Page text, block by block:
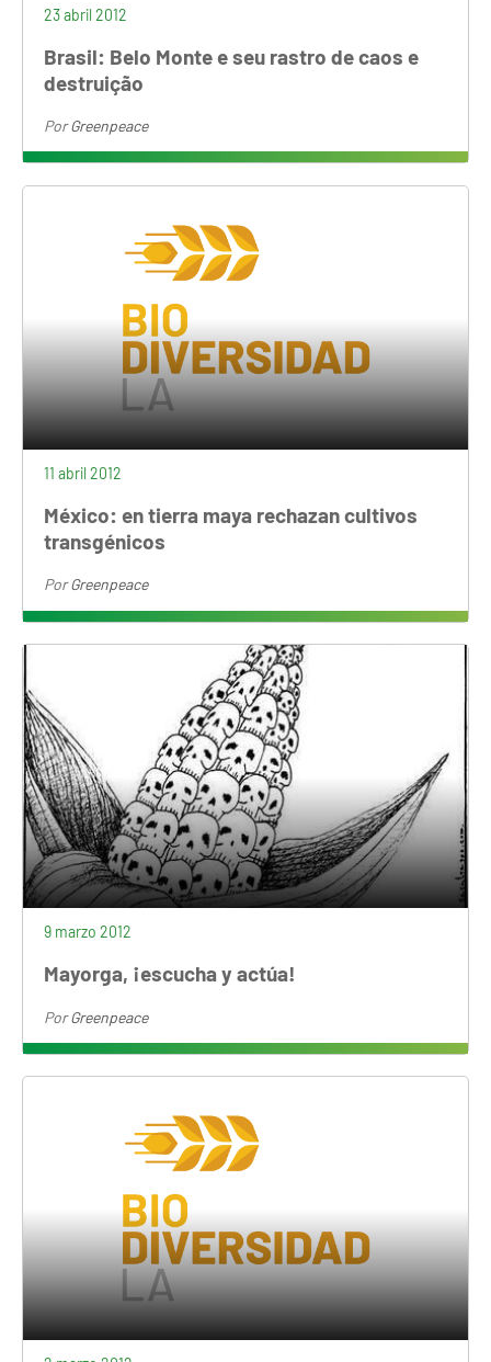
23 abril 2012
Brasil: Belo Monte e seu rastro de caos e
destruição
PorGreenpeace
11 abril 2012
México: en tierra maya rechazan cultivos
transgénicos
PorGreenpeace
9 marzo 2012
Mayorga, ¡escucha y actúa!
PorGreenpeace